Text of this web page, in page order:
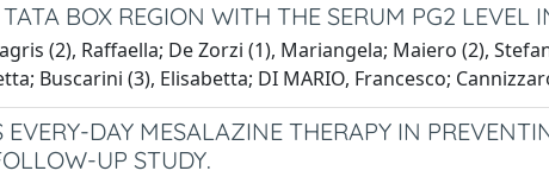
BOX REGION WITH THE SERUM PG2 LEVEL
(2), Raffaella; De Zorzi (1), Mariangela; Maiero (2),
Buscarini (3), Elisabetta; DI MARIO, Francesco;
DAY MESALAZINE THERAPY IN
UP STUDY.